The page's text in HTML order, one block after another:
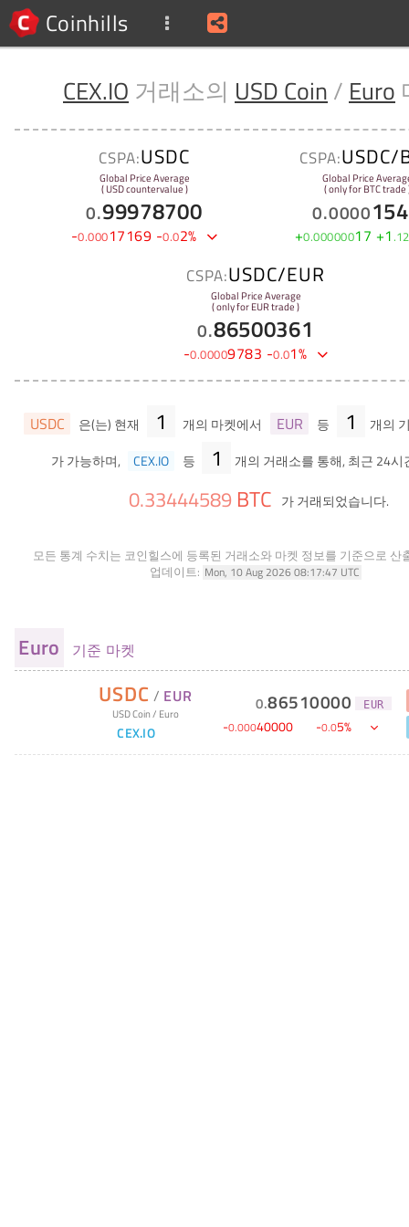
Coinhills
CEX.IO 거래소의 USD Coin / Euro
CSPA:USDC
Global Price Average
( USD countervalue )
0.99978700
-0.00017169 -0.02%
CSPA:USDC/
Global Price
( only for BTC trade
0.0000
+0.00000017 +1.12
CSPA:USDC/EUR
Global Price Average
( only for EUR trade )
0.86500361
-0.00009783 -0.01%
USDC 은(는) 현재 1 개의 마켓에서 EUR 등 1
개의
가 가능하며,
CEX.IO 등 1 개의 거래소를 통해, 최근 24시
0.33444589 BTC 가 거래되었습니다.
모든 통계 수치는 코인힐스에 등록된 거래소와 마켓 정보를 기준으로 산
업데이트: Mon, 10 Aug 2026 08:17:47 UTC
Euro 기준 마켓
USDC / EUR
USD Coin/ Euro
CEX.IO
0.86510000 EUR
-0.00040000 -0.05%